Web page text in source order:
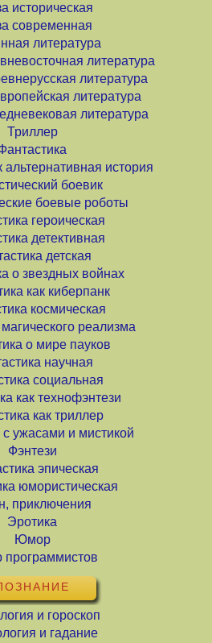
историческая
современная
литература
литература
литература
литература
литература
Триллер
альтернативная история
боевик
боевые роботы
героическая
детективная
детская
о звездных войнах
как киберпанк
космическая
реализма
о мире пауков
научная
социальная
как технофэнтези
как триллер
с ужасами и мистикой
Фэнтези
эпическая
юмористическая
приключения
Эротика
Юмор
и гороскоп
и гадание